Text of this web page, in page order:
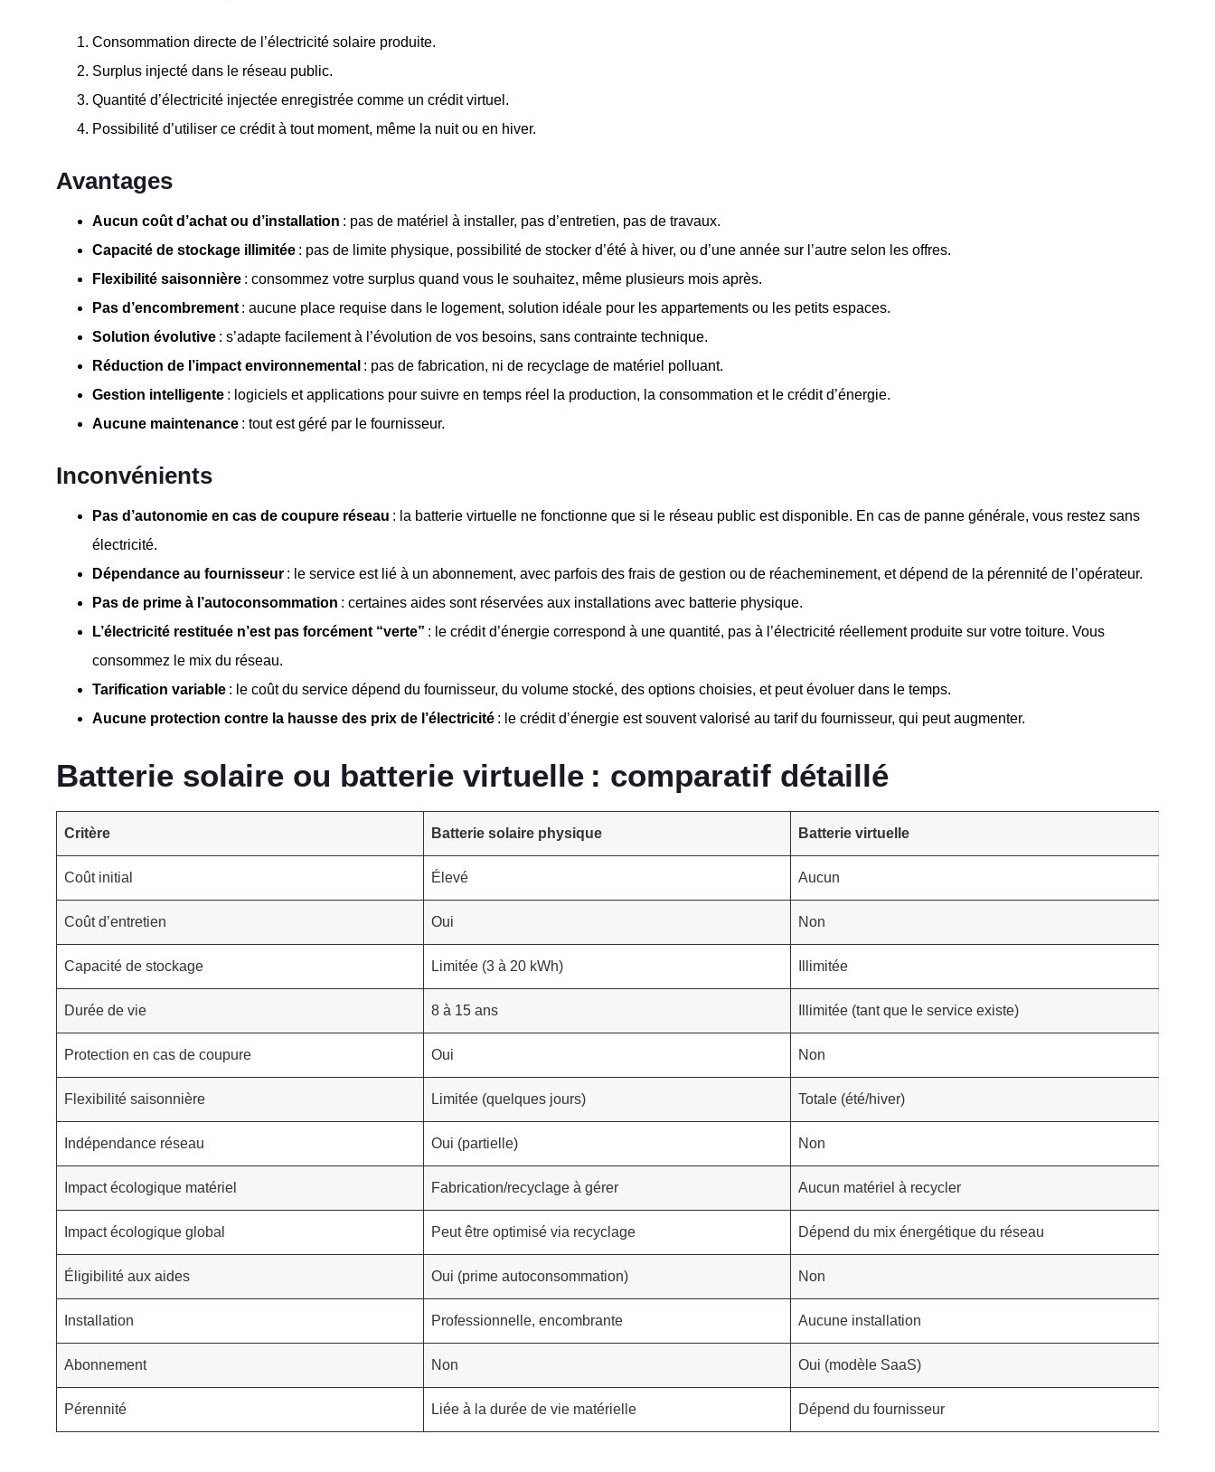
Consommation directe de l’électricité solaire produite.
Surplus injecté dans le réseau public.
Quantité d’électricité injectée enregistrée comme un crédit virtuel.
Possibilité d’utiliser ce crédit à tout moment, même la nuit ou en hiver.
Avantages
Aucun coût d’achat ou d’installation : pas de matériel à installer, pas d’entretien, pas de travaux.
Capacité de stockage illimitée : pas de limite physique, possibilité de stocker d’été à hiver, ou d’une année sur l’autre selon les offres.
Flexibilité saisonnière : consommez votre surplus quand vous le souhaitez, même plusieurs mois après.
Pas d’encombrement : aucune place requise dans le logement, solution idéale pour les appartements ou les petits espaces.
Solution évolutive : s’adapte facilement à l’évolution de vos besoins, sans contrainte technique.
Réduction de l’impact environnemental : pas de fabrication, ni de recyclage de matériel polluant.
Gestion intelligente : logiciels et applications pour suivre en temps réel la production, la consommation et le crédit d’énergie.
Aucune maintenance : tout est géré par le fournisseur.
Inconvénients
Pas d’autonomie en cas de coupure réseau : la batterie virtuelle ne fonctionne que si le réseau public est disponible. En cas de panne générale, vous restez sans
électricité.
Dépendance au fournisseur : le service est lié à un abonnement, avec parfois des frais de gestion ou de réacheminement, et dépend de la pérennité de l’opérateur.
Pas de prime à l’autoconsommation : certaines aides sont réservées aux installations avec batterie physique.
L’électricité restituée n’est pas forcément “verte” : le crédit d’énergie correspond à une quantité, pas à l’électricité réellement produite sur votre toiture. Vous
consommez le mix du réseau.
Tarification variable : le coût du service dépend du fournisseur, du volume stocké, des options choisies, et peut évoluer dans le temps.
Aucune protection contre la hausse des prix de l’électricité : le crédit d’énergie est souvent valorisé au tarif du fournisseur, qui peut augmenter.
Batterie solaire ou batterie virtuelle : comparatif détaillé
Critère Batterie solaire physique Batterie virtuelle
Coût initial Élevé Aucun
Coût d’entretien Oui Non
Capacité de stockage Limitée (3 à 20 kWh) Illimitée
Durée de vie 8 à 15 ans Illimitée (tant que le service existe)
Protection en cas de coupure Oui Non
Flexibilité saisonnière Limitée (quelques jours) Totale (été/hiver)
Indépendance réseau Oui (partielle) Non
Impact écologique matériel Fabrication/recyclage à gérer Aucun matériel à recycler
Impact écologique global Peut être optimisé via recyclage Dépend du mix énergétique du réseau
Éligibilité aux aides Oui (prime autoconsommation) Non
Installation Professionnelle, encombrante Aucune installation
Abonnement Non Oui (modèle SaaS)
Pérennité Liée à la durée de vie matérielle Dépend du fournisseur